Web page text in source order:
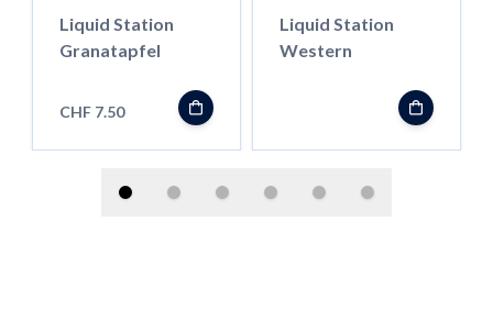
Liquid Station
Granatapfel
CHF 7.50
Liquid Station
Western